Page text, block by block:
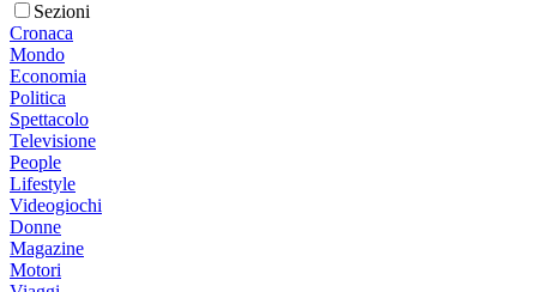
Sezioni
Cronaca
Mondo
Economia
Politica
Spettacolo
Televisione
People
Lifestyle
Videogiochi
Donne
Magazine
Motori